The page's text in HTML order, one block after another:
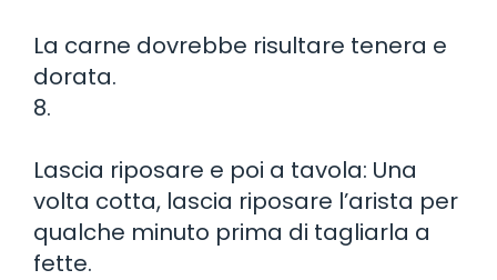
La carne dovrebbe risultare tenera e
dorata.
8.
Lascia riposare e poi a tavola: Una
volta cotta, lascia riposare l’arista per
qualche minuto prima di tagliarla a
fette.